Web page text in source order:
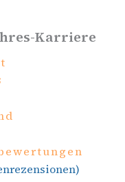
Karriere